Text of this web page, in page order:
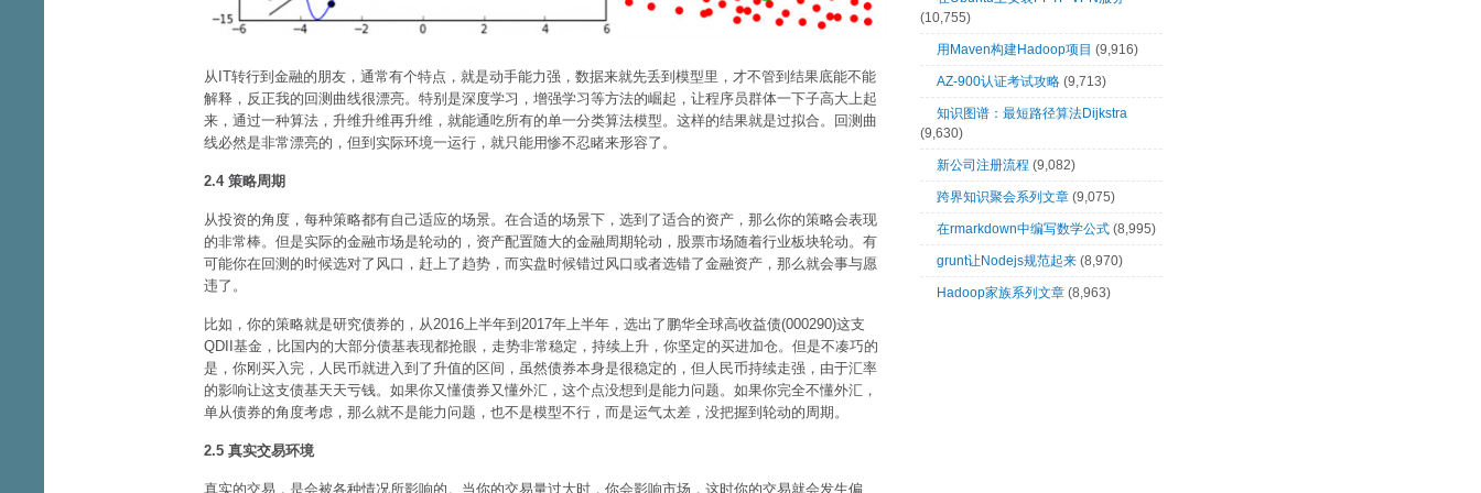
从IT转行到金融的朋友，通常有个特点，就是动手能力强，数据来就先丢到模型里，才不管到结果底能不能
解释，反正我的回测曲线很漂亮。特别是深度学习，增强学习等方法的崛起，让程序员群体一下子高大上起
来，通过一种算法，升维升维再升维，就能通吃所有的单一分类算法模型。这样的结果就是过拟合。回测曲
线必然是非常漂亮的，但到实际环境一运行，就只能用惨不忍睹来形容了。
2.4 策略周期
从投资的角度，每种策略都有自己适应的场景。在合适的场景下，选到了适合的资产，那么你的策略会表现
的非常棒。但是实际的金融市场是轮动的，资产配置随大的金融周期轮动，股票市场随着行业板块轮动。有
可能你在回测的时候选对了风口，赶上了趋势，而实盘时候错过风口或者选错了金融资产，那么就会事与愿
违了。
比如，你的策略就是研究债券的，从2016上半年到2017年上半年，选出了鹏华全球高收益债(000290)这支
QDII基金，比国内的大部分债基表现都抢眼，走势非常稳定，持续上升，你坚定的买进加仓。但是不凑巧的
是，你刚买入完，人民币就进入到了升值的区间，虽然债券本身是很稳定的，但人民币持续走强，由于汇率
的影响让这支债基天天亏钱。如果你又懂债券又懂外汇，这个点没想到是能力问题。如果你完全不懂外汇，
单从债券的角度考虑，那么就不是能力问题，也不是模型不行，而是运气太差，没把握到轮动的周期。
2.5 真实交易环境
真实的交易，是会被各种情况所影响的。当你的交易量过大时，你会影响市场，这时你的交易就会发生偏
(10,755)
用Maven构建Hadoop项目 (9,916)
AZ-900认证考试攻略 (9,713)
知识图谱：最短路径算法Dijkstra
(9,630)
新公司注册流程 (9,082)
跨界知识聚会系列文章 (9,075)
在rmarkdown中编写数学公式 (8,995)
grunt让Nodejs规范起来 (8,970)
Hadoop家族系列文章 (8,963)